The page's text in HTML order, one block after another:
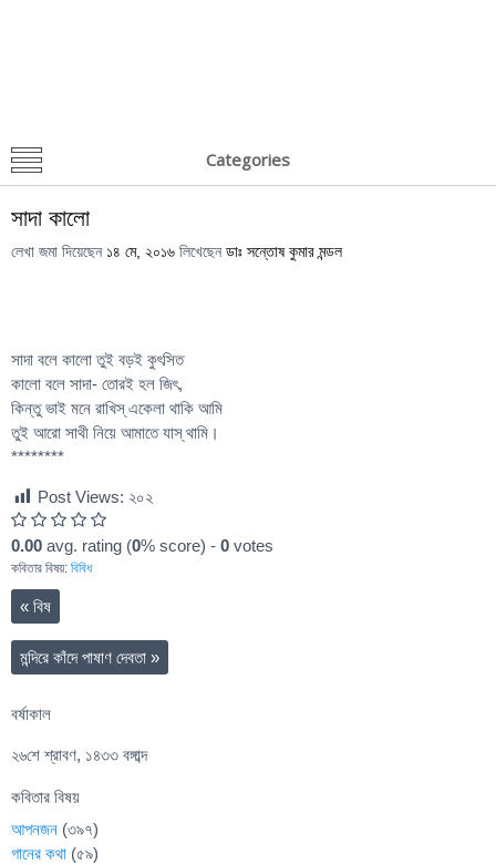
Categories
সাদা কালো
লেখা জমা দিয়েছেন ১৪ মে, ২০১৬ লিখেছেন ডাঃ সন্তোষ কুমার মন্ডল
সাদা বলে কালো তুই বড়ই কুৎসিত
কালো বলে সাদা- তোরই হল জিৎ,
কিন্তু ভাই মনে রাখিস্ একেলা থাকি আমি
তুই আরো সাথী নিয়ে আমাতে যাস্ থামি।
********
Post Views: ২০২
0.00 avg. rating (0% score) - 0 votes
কবিতার বিষয়: বিবিধ
« বিষ
মন্দিরে কাঁদে পাষাণ দেবতা »
বর্ষাকাল
২৬শে শ্রাবণ, ১৪৩৩ বঙ্গাব্দ
কবিতার বিষয়
আপনজন (৩৯৭)
গানের কথা (৫৯)